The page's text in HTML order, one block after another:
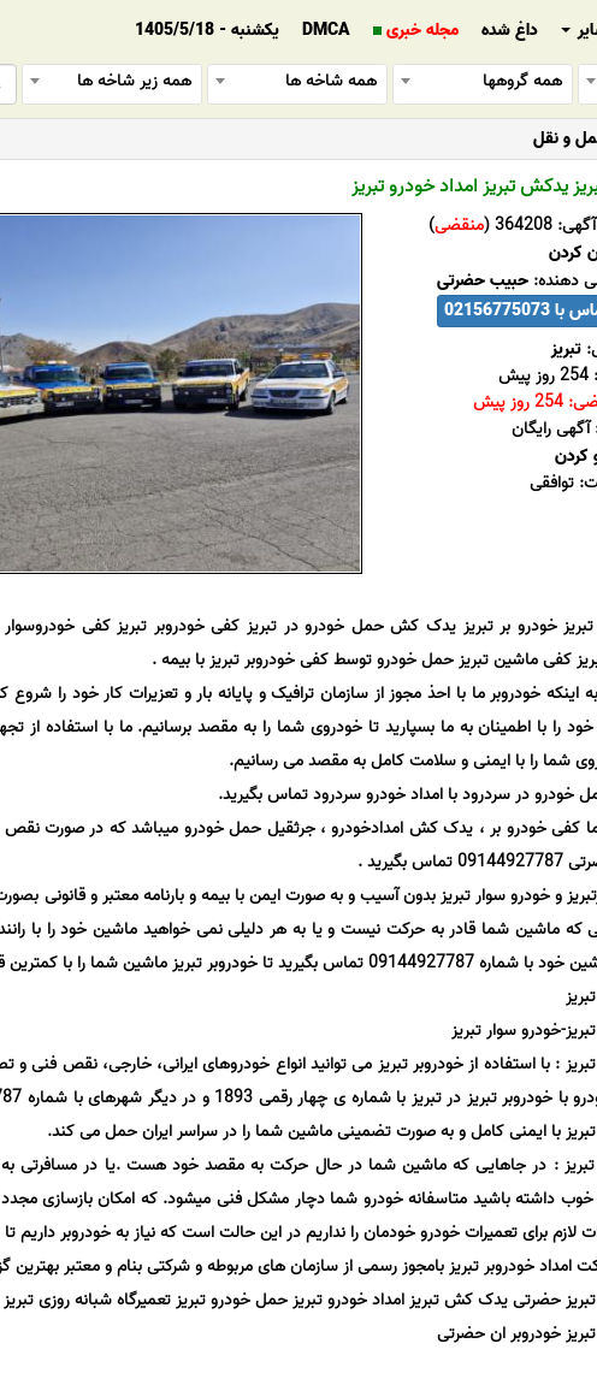
داغ شده مجله خبری DMCA
یکشنبه - 1405/5/18
همه گروهها همه شاخه ها همه زیر شاخه ها
و نقل
یدکش تبریز امداد خودرو تبریز
364208 ( منقضی)
کردن
دهنده:حبیب حضرتی
02156775073
تبریز
روز پیش
آگهی رایگان
کردن
توافقی
تبریز خودرو بر تبریز یدک کش حمل خودرو در تبریز کفی خودروبر تبریز کفی
کفی ماشین تبریز حمل خودرو توسط کفی خودروبر تبریز با بیمه .
اینکه خودروبر ما با احذ مجوز از سازمان ترافیک و پایانه بار و تعزیرات کار خود را
را با اطمینان به ما بسپارید تا خودروی شما را به مقصد برسانیم. ما با استفاده از
شما را با ایمنی و سلامت کامل به مقصد می رسانیم.
در سردرود با امداد خودرو سردرود تماس بگیرید.
کفی خودرو بر ، یدک کش امدادخودرو ، جرثقیل حمل خودرو میباشد که در صورت نقص
بگیرید .
و خودرو سوار تبریز بدون آسیب و به صورت ایمن با بیمه و بارنامه معتبر و قانونی
که ماشین شما قادر به حرکت نیست و یا به هر دلیلی نمی خواهید ماشین خود را با
تماس بگیرید تا خودروبر تبریز ماشین شما را با کمترین قیمت حمل کند.
خودرو سوار تبریز
: با استفاده از خودروبر تبریز می توانید انواع خودروهای ایرانی، خارجی، نقص فنی
تبریز با ایمنی کامل و به صورت تضمینی ماشین شما را در سراسر ایران حمل می کند.
تبریز : در جاهایی که ماشین شما در حال حرکت به مقصد خود هست .یا در مسافرتی
داشته باشید متاسفانه خودرو شما دچار مشکل فنی میشود. که امکان بازسازی
لازم برای تعمیرات خودرو خودمان را نداریم در این حالت است که نیاز به خودروبر داریم
امداد خودروبر تبریز بامجوز رسمی از سازمان های مربوطه و شرکتی بنام و معتبر
حضرتی یدک کش تبریز امداد خودرو تبریز حمل خودرو تبریز تعمیرگاه شبانه روزی تبریز
خودروبر ان حضرتی